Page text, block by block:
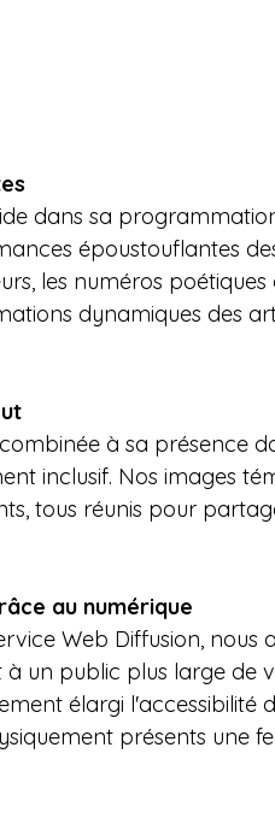
dans sa
époustouflantes
les numéros
dynamiques des
à sa présence
inclusif. Nos images
tous réunis pour
au numérique
Web Diffusion,
un public plus large de
élargi l'accessibilité
présents une